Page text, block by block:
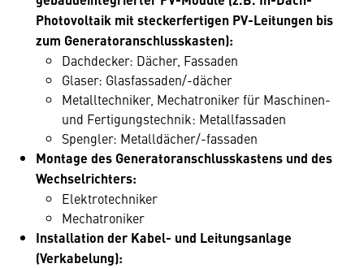
Photovoltaik mit steckerfertigen PV-Leitungen bis
zum Generatoranschlusskasten):
Dachdecker: Dächer, Fassaden
Glaser: Glasfassaden/-dächer
Metalltechniker, Mechatroniker für Maschinen-
und Fertigungstechnik: Metallfassaden
Spengler: Metalldächer/-fassaden
Montage des Generatoranschlusskastens und des
Wechselrichters:
Elektrotechniker
Mechatroniker
Installation der Kabel- und Leitungsanlage
(Verkabelung):